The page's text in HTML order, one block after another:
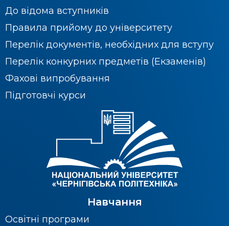
До відома вступників
Правила прийому до університету
Перелік документів, необхідних для вступу
Перелік конкурних предметів (Екзаменів)
Фахові випробування
Підготовчі курси
Навчання
Освітні програми